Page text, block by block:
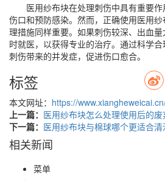
医用纱布块在处理刺伤中具有重要
伤口和预防感染。然而，正确使用医用
理措施同样重要。如果刺伤较深、出血
时就医，以获得专业的治疗。通过科学
刺伤带来的并发症，促进伤口愈合。
标签
本文网址： https://
上一篇： 医用纱布块怎么处理使用后的废
下一篇： 医用纱布块与棉球哪个更适合清
相关新闻
菜单